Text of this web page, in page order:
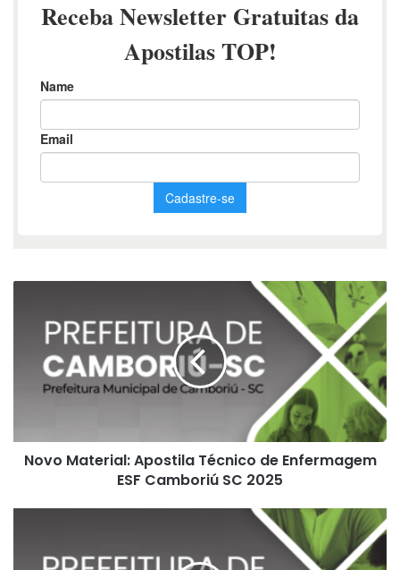
Apostila
Técnico
Enfermagem
SC
2025
Novo Material: Apostila Técnico de Enfermagem
ESF Camboriú SC 2025
Apostila